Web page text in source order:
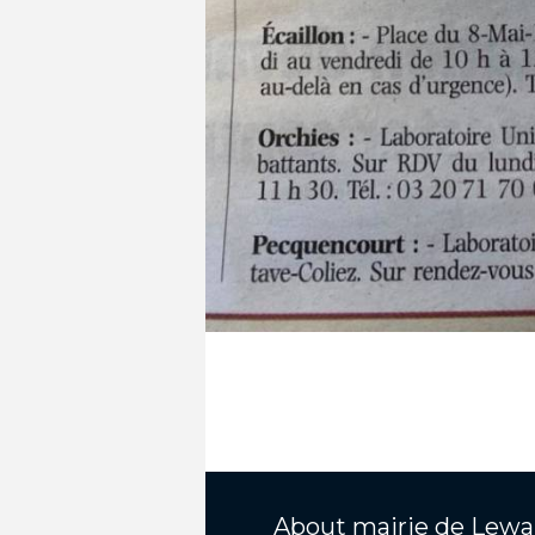
About mairie de